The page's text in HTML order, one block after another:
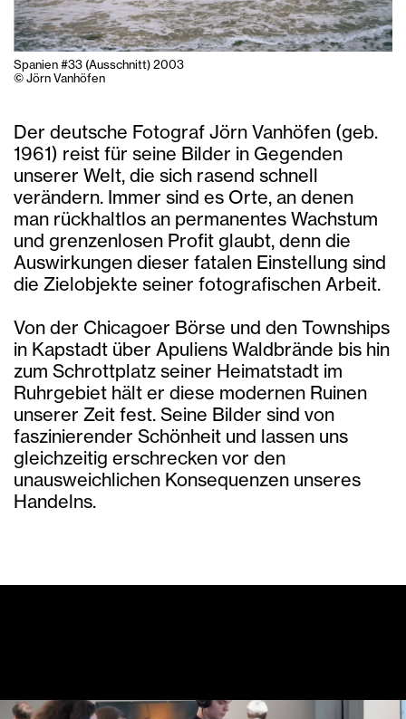
Spanien #33 (Ausschnitt) 2003
© Jörn Vanhöfen
Der deutsche Fotograf Jörn Vanhöfen (geb.
1961) reist für seine Bilder in Gegenden
unserer Welt, die sich rasend schnell
verändern. Immer sind es Orte, an denen
man rückhaltlos an permanentes Wachstum
und grenzenlosen Profit glaubt, denn die
Auswirkungen dieser fatalen Einstellung sind
die Zielobjekte seiner fotografischen Arbeit.
Von der Chicagoer Börse und den Townships
in Kapstadt über Apuliens Waldbrände bis hin
zum Schrottplatz seiner Heimatstadt im
Ruhrgebiet hält er diese modernen Ruinen
unserer Zeit fest. Seine Bilder sind von
faszinierender Schönheit und lassen uns
gleichzeitig erschrecken vor den
unausweichlichen Konsequenzen unseres
Handelns.